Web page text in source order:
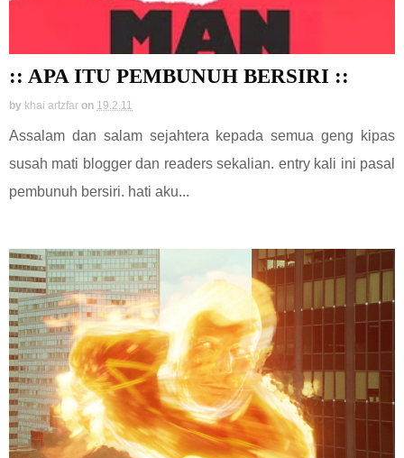
:: APA ITU PEMBUNUH BERSIRI ::
by khai artzfar on 19.2.11
Assalam dan salam sejahtera kepada semua geng kipas
susah mati blogger dan readers sekalian. entry kali ini pasal
pembunuh bersiri. hati aku...